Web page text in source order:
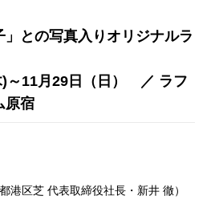
との写真入りオリジナルラ
)～11月29日（日） ／ ラフ
原宿
港区芝 代表取締役社長・新井 徹）